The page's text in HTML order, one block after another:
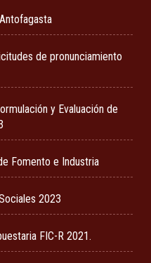
de pronunciamiento
y Evaluación de
Fomento e Industria
2023
FIC-R 2021.